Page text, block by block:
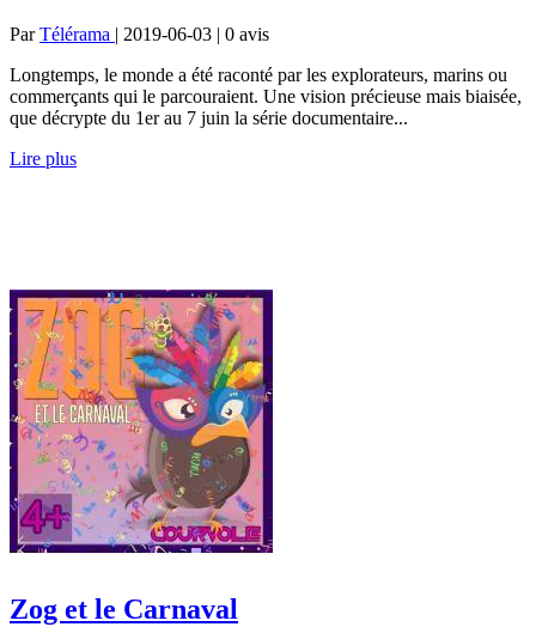
ParTélérama | 2019-06-03 | 0 avis
Longtemps, le monde a été raconté par les explorateurs, marins ou
commerçants qui le parcouraient. Une vision précieuse mais biaisée,
que décrypte du 1er au 7 juin la série documentaire...
Lire plus
Zog et le Carnaval